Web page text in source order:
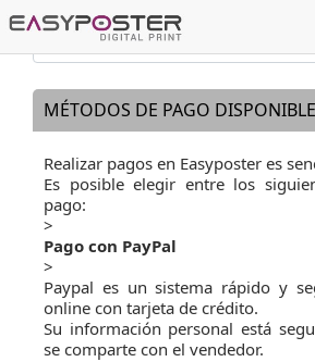
MÉTODOS DE PAGO
Realizar pagos en Easyposter es
Es posible elegir entre los
pago:
>
Pago con PayPal
>
Paypal es un sistema rápido y
online con tarjeta de crédito.
Su información personal está
se comparte con el vendedor.